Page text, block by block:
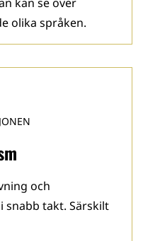
olika språken.
och
snabb takt. Särskilt